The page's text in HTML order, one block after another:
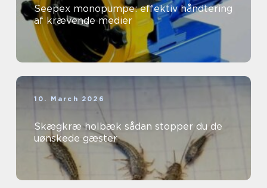
Seepex monopumpe: effektiv håndtering
af krævende medier
10. March 2026
Skægkræ holbæk sådan stopper du de
uønskede gæster